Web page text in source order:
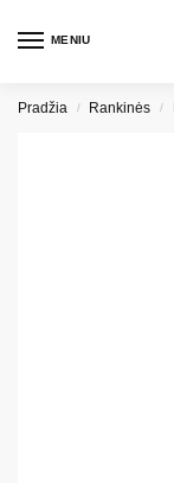
MENIU
Pradžia / Rankinės /